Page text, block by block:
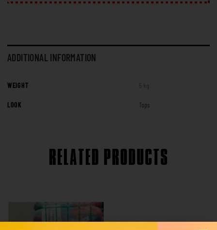
ADDITIONAL INFORMATION
WEIGHT 5 kg
LOOK Tops
RELATED PRODUCTS